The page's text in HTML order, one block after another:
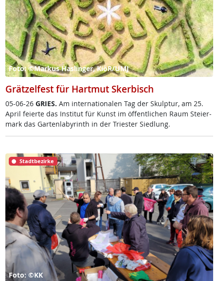
Foto: ©Markus Haslinger, KiöR/UMJ
Grätzelfest für Hartmut Skerbisch
05-06-26 GRIES. Am in­ter­na­tio­na­len Tag der Skulp­tur, am 25.
April fei­er­te das In­sti­tut für Kunst im öf­f­ent­li­chen Raum Stei­er­
mark das Gar­ten­la­byrinth in der Tri­es­ter Sied­lung.
Stadtbezirke
Foto: ©KK